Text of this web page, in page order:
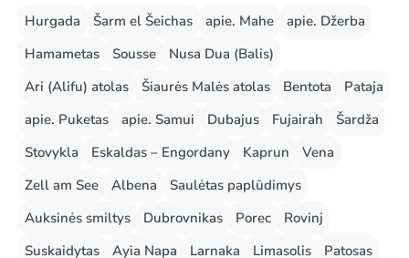
Hurgada Šarm el Šeichas apie. Mahe
apie. Džerba
Hamametas
Sousse
Nusa Dua (Balis)
Ari (Alifu) atolas
Šiaurės Malės atolas Bentota
Pataja
apie. Puketas
apie. Samui Dubajus Fujairah
Šardža
Stovykla
Eskaldas – Engordany Kaprun
Vena
Zell am See
Albena
Saulėtas paplūdimys
Auksinės smiltys
Dubrovnikas Porec
Rovinj
Suskaidytas
Ayia Napa Larnaka Limasolis
Patosas